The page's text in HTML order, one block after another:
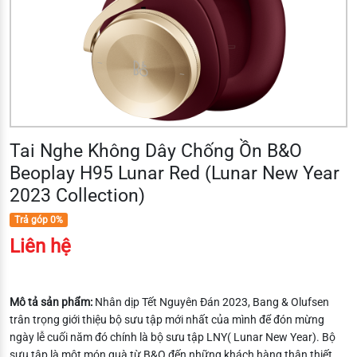
Tai Nghe Không Dây Chống Ồn B&O
Beoplay H95 Lunar Red (Lunar New Year
2023 Collection)
Trả góp 0%
Liên hệ
Mô tả sản phẩm: Nhân dịp Tết Nguyên Đán 2023, Bang & Olufsen
trân trọng giới thiệu bộ sưu tập mới nhất của mình để đón mừng
ngày lễ cuối năm đó chính là bộ sưu tập LNY( Lunar New Year). Bộ